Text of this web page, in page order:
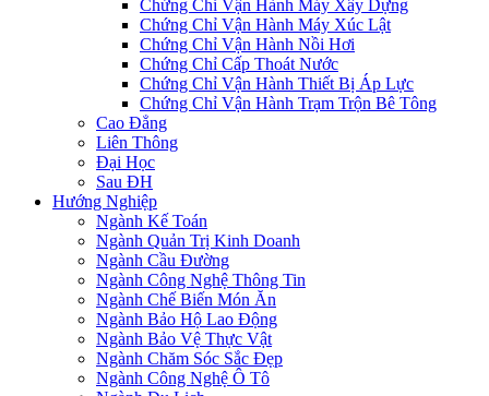
Chứng Chỉ Vận Hành Máy Xây Dựng
Chứng Chỉ Vận Hành Máy Xúc Lật
Chứng Chỉ Vận Hành Nồi Hơi
Chứng Chỉ Cấp Thoát Nước
Chứng Chỉ Vận Hành Thiết Bị Áp Lực
Chứng Chỉ Vận Hành Trạm Trộn Bê Tông
Cao Đẳng
Liên Thông
Đại Học
Sau ĐH
Hướng Nghiệp
Ngành Kế Toán
Ngành Quản Trị Kinh Doanh
Ngành Cầu Đường
Ngành Công Nghệ Thông Tin
Ngành Chế Biến Món Ăn
Ngành Bảo Hộ Lao Động
Ngành Bảo Vệ Thực Vật
Ngành Chăm Sóc Sắc Đẹp
Ngành Công Nghệ Ô Tô